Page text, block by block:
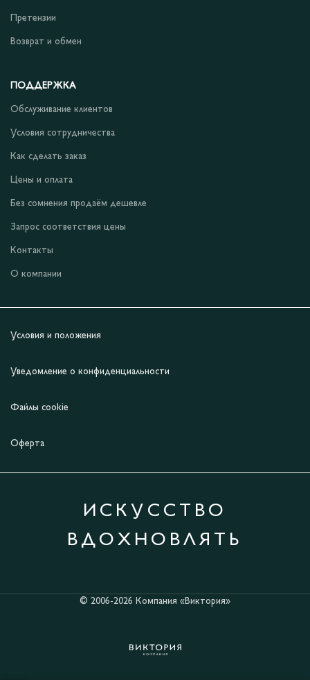
Претензии
Возврат и обмен
ПОДДЕРЖКА
Обслуживание клиентов
Условия сотрудничества
Как сделать заказ
Цены и оплата
Без сомнения продаём дешевле
Запрос соответствия цены
Контакты
О компании
Условия и положения
Уведомление о конфиденциальности
Файлы cookie
Оферта
ИСКУССТВО
ВДОХНОВЛЯТЬ
© 2006-2026 Компания «Виктория»